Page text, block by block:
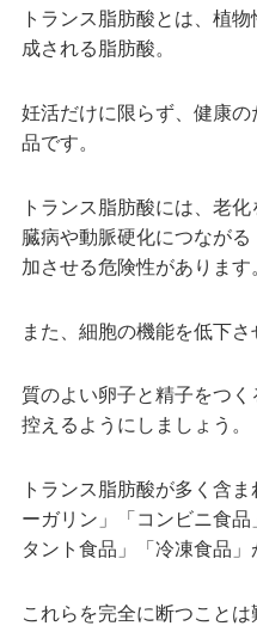
トランス脂肪酸とは、植
成される脂肪酸。
妊活だけに限らず、健康
品です。
トランス脂肪酸には、老
臓病や動脈硬化につなが
加させる危険性があります
また、細胞の機能を低下さ
質のよい卵子と精子をつ
控えるようにしましょう。
トランス脂肪酸が多く含
ーガリン」「コンビニ食
タント食品」「冷凍食品」
これらを完全に断つこと